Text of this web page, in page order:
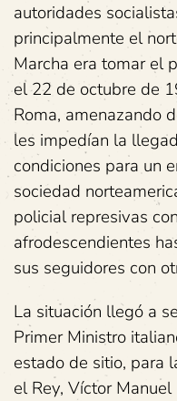
autoridades
principalmente el
Marcha era tomar el
el 22 de octubre de
Roma, amenazando
les impedían la
condiciones para un
sociedad
policial represivas
afrodescendientes
sus seguidores con
La situación llegó a
Primer Ministro
estado de sitio, para
el Rey, Víctor